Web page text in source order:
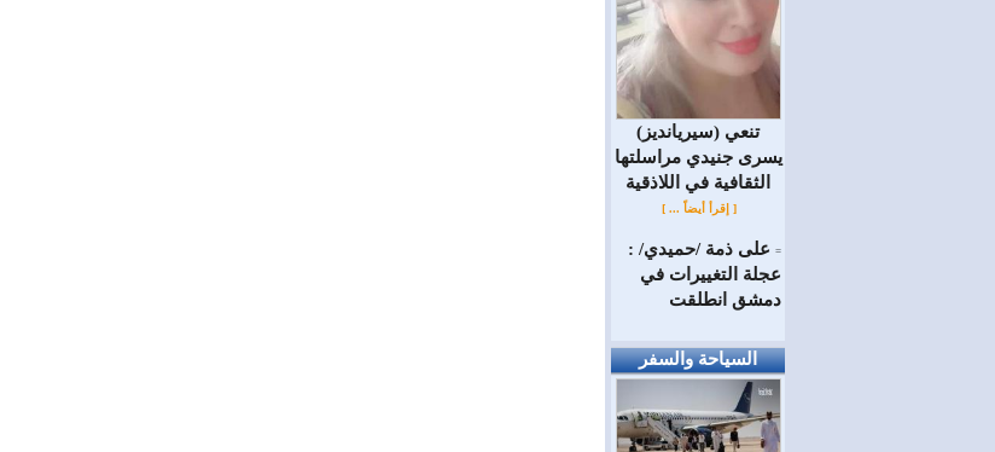
(سيريانديز) تنعي
يسرى جنيدي مراسلتها
الثقافية في اللاذقية
[ إقرأ أيضاً ... ]
= على ذمة /حميدي/ :
عجلة التغييرات في
دمشق انطلقت
السياحة والسفر